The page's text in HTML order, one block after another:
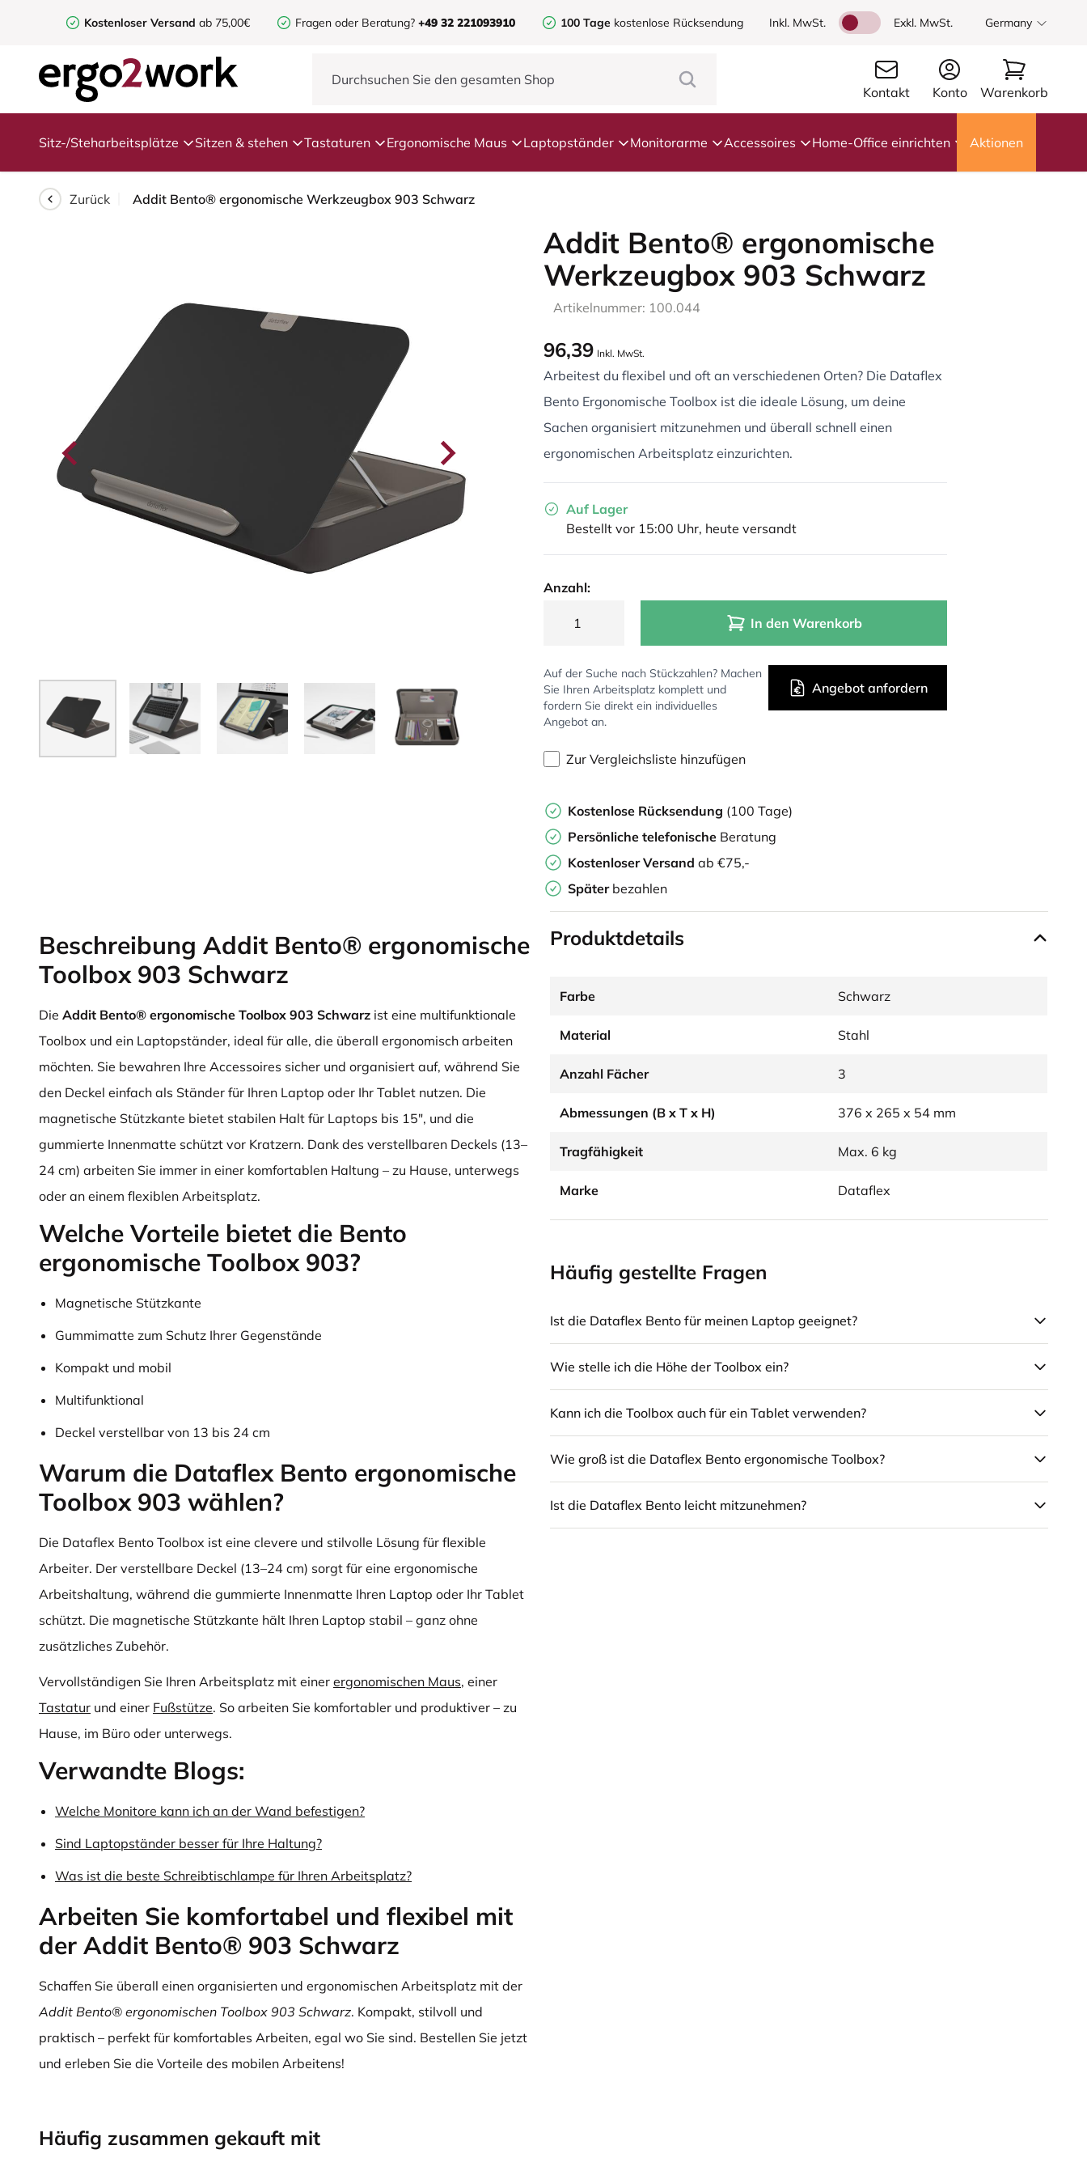
Kostenloser Versand ab 75,00€ Fragen oder Beratung? +49 32 221093910 100 Tage kostenlose Rücksendung Inkl. MwSt. Exkl. MwSt. Germany
Kontakt Konto Warenkorb
Sitz-/Steharbeitsplätze Sitzen & stehen Tastaturen Ergonomische Maus Laptopständer Monitorarme Accessoires Home-Office einrichten Aktionen
Zurück Addit Bento® ergonomische Werkzeugbox 903 Schwarz
Addit Bento® ergonomische
Werkzeugbox 903 Schwarz
Artikelnummer: 100.044
96,39 Inkl. MwSt.
Arbeitest du flexibel und oft an verschiedenen Orten? Die Dataflex
Bento Ergonomische Toolbox ist die ideale Lösung, um deine
Sachen organisiert mitzunehmen und überall schnell einen
ergonomischen Arbeitsplatz einzurichten.
Auf Lager
Bestellt vor 15:00 Uhr, heute versandt
Anzahl:
In den Warenkorb
Auf der Suche nach Stückzahlen? Machen
Sie Ihren Arbeitsplatz komplett und
fordern Sie direkt ein individuelles
Angebot an.
Angebot anfordern
Zur Vergleichsliste hinzufügen
Kostenlose Rücksendung (100 Tage)
Persönliche telefonische Beratung
Kostenloser Versand ab €75,-
Später bezahlen
Beschreibung Addit Bento® ergonomische
Toolbox 903 Schwarz
Die Addit Bento® ergonomische Toolbox 903 Schwarz ist eine multifunktionale
Toolbox und ein Laptopständer, ideal für alle, die überall ergonomisch arbeiten
möchten. Sie bewahren Ihre Accessoires sicher und organisiert auf, während Sie
den Deckel einfach als Ständer für Ihren Laptop oder Ihr Tablet nutzen. Die
magnetische Stützkante bietet stabilen Halt für Laptops bis 15", und die
gummierte Innenmatte schützt vor Kratzern. Dank des verstellbaren Deckels (13–
24 cm) arbeiten Sie immer in einer komfortablen Haltung – zu Hause, unterwegs
oder an einem flexiblen Arbeitsplatz.
Welche Vorteile bietet die Bento
ergonomische Toolbox 903?
Magnetische Stützkante
Gummimatte zum Schutz Ihrer Gegenstände
Kompakt und mobil
Multifunktional
Deckel verstellbar von 13 bis 24 cm
Warum die Dataflex Bento ergonomische
Toolbox 903 wählen?
Die Dataflex Bento Toolbox ist eine clevere und stilvolle Lösung für flexible
Arbeiter. Der verstellbare Deckel (13–24 cm) sorgt für eine ergonomische
Arbeitshaltung, während die gummierte Innenmatte Ihren Laptop oder Ihr Tablet
schützt. Die magnetische Stützkante hält Ihren Laptop stabil – ganz ohne
zusätzliches Zubehör.
Vervollständigen Sie Ihren Arbeitsplatz mit einer ergonomischen Maus, einer
Tastatur und einer Fußstütze. So arbeiten Sie komfortabler und produktiver – zu
Hause, im Büro oder unterwegs.
Verwandte Blogs:
Welche Monitore kann ich an der Wand befestigen?
Sind Laptopständer besser für Ihre Haltung?
Was ist die beste Schreibtischlampe für Ihren Arbeitsplatz?
Arbeiten Sie komfortabel und flexibel mit
der Addit Bento® 903 Schwarz
Schaffen Sie überall einen organisierten und ergonomischen Arbeitsplatz mit der
Addit Bento® ergonomischen Toolbox 903 Schwarz. Kompakt, stilvoll und
praktisch – perfekt für komfortables Arbeiten, egal wo Sie sind. Bestellen Sie jetzt
und erleben Sie die Vorteile des mobilen Arbeitens!
Produktdetails
Farbe Schwarz
Material Stahl
Anzahl Fächer 3
Abmessungen (B x T x H) 376 x 265 x 54 mm
Tragfähigkeit Max. 6 kg
Marke Dataflex
Häufig gestellte Fragen
Ist die Dataflex Bento für meinen Laptop geeignet?
Wie stelle ich die Höhe der Toolbox ein?
Kann ich die Toolbox auch für ein Tablet verwenden?
Wie groß ist die Dataflex Bento ergonomische Toolbox?
Ist die Dataflex Bento leicht mitzunehmen?
Häufig zusammen gekauft mit